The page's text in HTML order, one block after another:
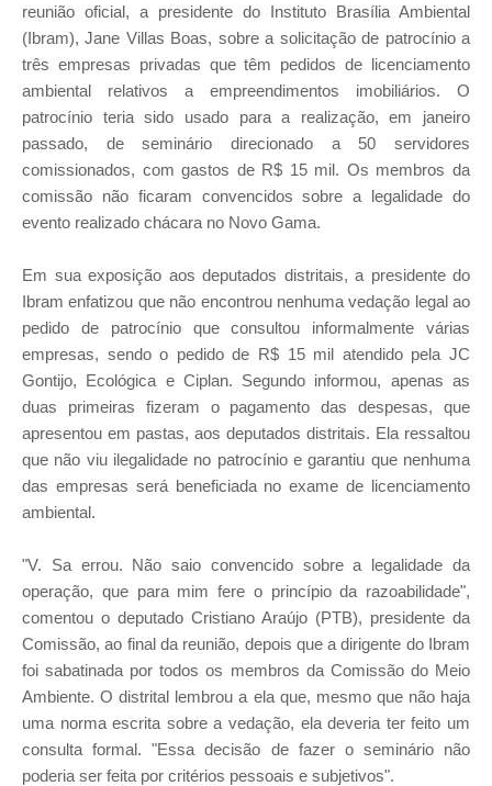
reunião oficial, a presidente do Instituto Brasília Ambiental
(Ibram), Jane Villas Boas, sobre a solicitação de patrocínio a
três empresas privadas que têm pedidos de licenciamento
ambiental relativos a empreendimentos imobiliários. O
patrocínio teria sido usado para a realização, em janeiro
passado, de seminário direcionado a 50 servidores
comissionados, com gastos de R$ 15 mil. Os membros da
comissão não ficaram convencidos sobre a legalidade do
evento realizado chácara no Novo Gama.
Em sua exposição aos deputados distritais, a presidente do
Ibram enfatizou que não encontrou nenhuma vedação legal ao
pedido de patrocínio que consultou informalmente várias
empresas, sendo o pedido de R$ 15 mil atendido pela JC
Gontijo, Ecológica e Ciplan. Segundo informou, apenas as
duas primeiras fizeram o pagamento das despesas, que
apresentou em pastas, aos deputados distritais. Ela ressaltou
que não viu ilegalidade no patrocínio e garantiu que nenhuma
das empresas será beneficiada no exame de licenciamento
ambiental.
"V. Sa errou. Não saio convencido sobre a legalidade da
operação, que para mim fere o princípio da razoabilidade",
comentou o deputado Cristiano Araújo (PTB), presidente da
Comissão, ao final da reunião, depois que a dirigente do Ibram
foi sabatinada por todos os membros da Comissão do Meio
Ambiente. O distrital lembrou a ela que, mesmo que não haja
uma norma escrita sobre a vedação, ela deveria ter feito um
consulta formal. "Essa decisão de fazer o seminário não
poderia ser feita por critérios pessoais e subjetivos".